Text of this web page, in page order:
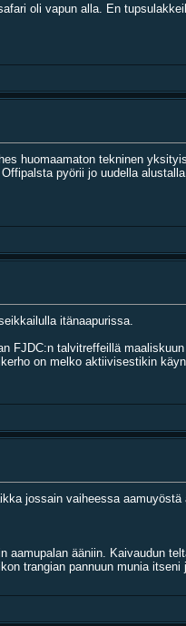
oli vapun alla. En
huomaamaton tekninen
pyörii jo uudella
itänaapurissa.
FJDC:n talvitreffeillä
on melko aktiivisestikin
jossain vaiheessa
ääniin. Kaivaudun
trangian pannuun munia itseni